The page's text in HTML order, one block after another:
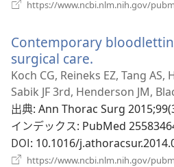
https://www.ncbi.nlm.nih.gov/
Contemporary
surgical care.
し
い
タ
ブ
で
開
Koch CG, Reineks EZ, Tang AS,
Sabik JF 3rd, Henderson JM,
出典‎: Ann Thorac Surg
インデックス‎: PubMed
DOI‎: 10.1016/
https://www.ncbi.nlm.nih.gov/